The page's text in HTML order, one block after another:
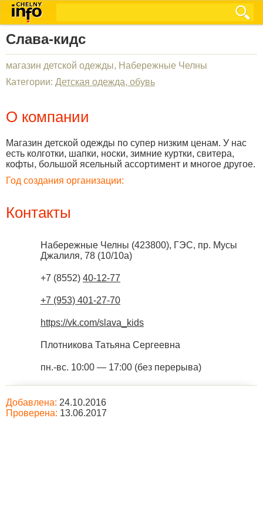
Слава-кидс
магазин детской одежды, Набережные Челны
Категории: Детская одежда, обувь
О компании
Магазин детской одежды по супер низким ценам. У нас
есть колготки, шапки, носки, зимние куртки, свитера,
кофты, большой ясельный ассортимент и многое другое.
Год создания организации:
Контакты
Набережные Челны (423800), ГЭС, пр. Мусы
Джалиля, 78 (10/10а)
+7 (8552) 40-12-77
+7 (953) 401-27-70
https://vk.com/slava_kids
Плотникова Татьяна Сергеевна
пн.-вс. 10:00 — 17:00 (без перерыва)
Добавлена: 24.10.2016
Проверена: 13.06.2017